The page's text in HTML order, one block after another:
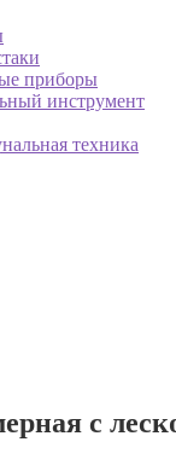
приборы
инструмент
техника
c